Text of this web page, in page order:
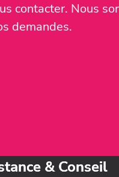
contacter. Nous
demandes.
& Conseil